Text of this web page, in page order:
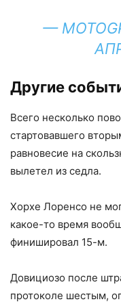
—
Другие
Всего несколько
стартовавшего
равновесие на
вылетел из седла.
Хорхе Лоренсо не
какое-то время
финишировал 15-м.
Довициозо после
протоколе шестым,